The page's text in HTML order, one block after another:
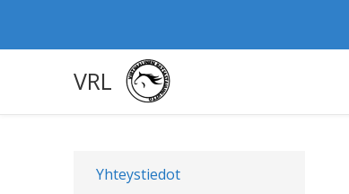
VRL
Yhteystiedot